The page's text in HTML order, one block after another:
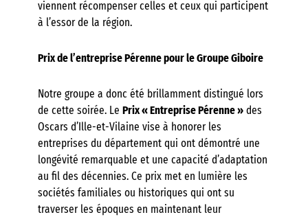
viennent récompenser celles et ceux qui participent
à l’essor de la région.
Prix de l’entreprise Pérenne pour le Groupe Giboire
Notre groupe a donc été brillamment distingué lors
de cette soirée. Le Prix « Entreprise Pérenne» des
Oscars d’Ille-et-Vilaine vise à honorer les
entreprises du département qui ont démontré une
longévité remarquable et une capacité d’adaptation
au fil des décennies. Ce prix met en lumière les
sociétés familiales ou historiques qui ont su
traverser les époques en maintenant leur